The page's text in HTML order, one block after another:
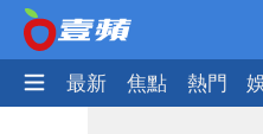
最新 焦點 熱門